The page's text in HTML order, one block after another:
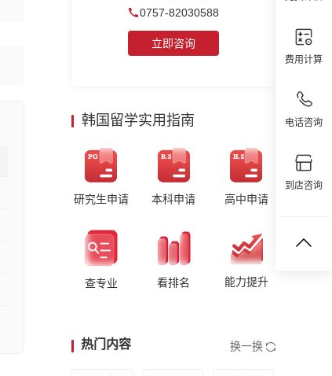
费用计算
电话咨询
到店咨询
0757-82030588
立即咨询
韩国留学实用指南
研究生申请 本科申请 高中申请
查专业 看排名 能力提升
热门内容 换一换